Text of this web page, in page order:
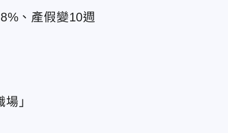
、產假變10週
」